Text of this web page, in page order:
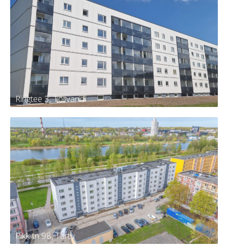
Männi 13, Kambja
Tellija
Kambja vald, Kambja alevik, Männi tn
13
Kortereid
30
Aasta
2024
Ringtee 3, Tõrvandi
Ringtee 3, Tõrvandi
Tellija
KÜ Kambja vald, Tõrvandi alevi,
Ringtee 3
Kortereid
60
Aasta
2024
Pikk tn 98, Tartu